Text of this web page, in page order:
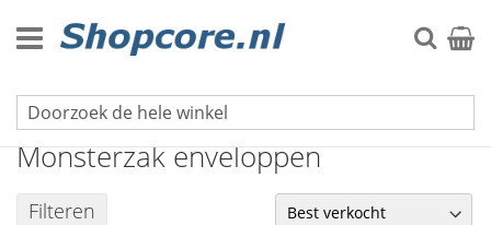
naar
de
Zoek
Enveloppen
Monsterzak enveloppen
Filteren